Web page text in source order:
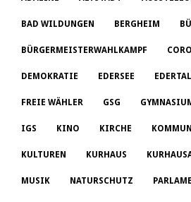
BAD WILDUNGEN BERGHEIM
BÜRGERMEISTERWAHLKAMPF
DEMOKRATIE EDERSEE EDERTAL
FREIE WÄHLER GSG
IGS KINO KIRCHE
KULTUREN KURHAUS
MUSIK NATURSCHUTZ